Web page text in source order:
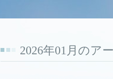
2026年01月のア